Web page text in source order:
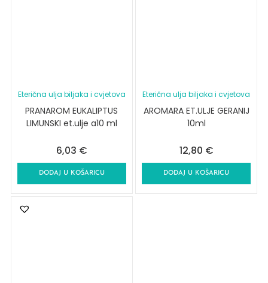
Eterična ulja biljaka i cvjetova
PRANAROM EUKALIPTUS
LIMUNSKI et.ulje a10 ml
6,03 €
DODAJ U KOŠARICU
Eterična ulja biljaka i cvjetova
AROMARA ET.ULJE GERANIJ
10ml
12,80 €
DODAJ U KOŠARICU